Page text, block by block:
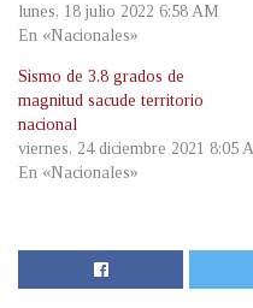
lunes, 18 julio 2022 6:58 AM
En «Nacionales»
Sismo de 3.8 grados de
magnitud sacude territorio
nacional
viernes, 24 diciembre 2021 8:05
En «Nacionales»